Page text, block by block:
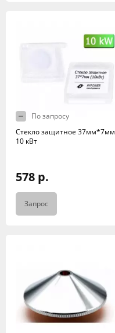
По запросу
Стекло защитное 37мм*7мм
10 кВт
578 р.
Запрос